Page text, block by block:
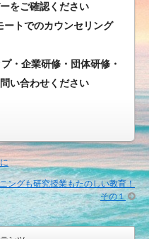
をご確認ください
トでのカウンセリング
・企業研修・団体研修・
い合わせください
ングも研究授業もたのしい教育！
その１